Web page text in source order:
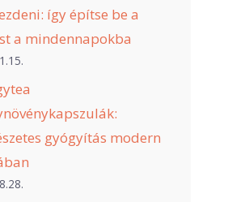
így építse be a
a mindennapokba
gyógyítás modern